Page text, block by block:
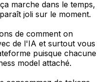
marche dans le temps,
joli sur le moment.
de comment on
de l'IA et surtout vous
puisque chacune
model attaché.